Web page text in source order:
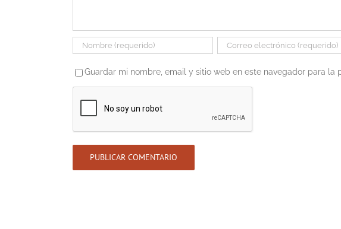
Guardar mi nombre, email y sitio web en este navegador para la